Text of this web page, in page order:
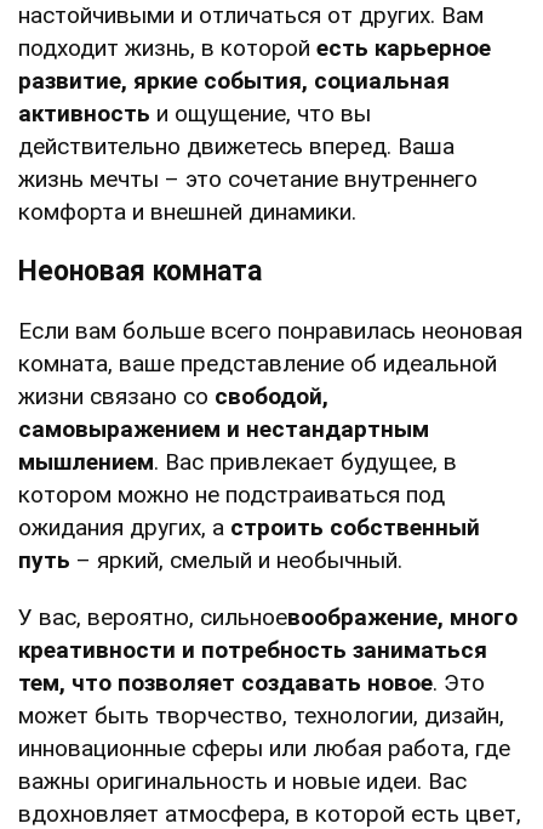
настойчивыми и отличаться от других. Вам
подходит жизнь, в которой есть карьерное
развитие, яркие события, социальная
активность и ощущение, что вы
действительно движетесь вперед. Ваша
жизнь мечты – это сочетание внутреннего
комфорта и внешней динамики.
Неоновая комната
Если вам больше всего понравилась неоновая
комната, ваше представление об идеальной
жизни связано со свободой,
самовыражением и нестандартным
мышлением. Вас привлекает будущее, в
котором можно не подстраиваться под
ожидания других, а строить собственный
путь – яркий, смелый и необычный.
У вас, вероятно, сильноевоображение, много
креативности и потребность заниматься
тем, что позволяет создавать новое. Это
может быть творчество, технологии, дизайн,
инновационные сферы или любая работа, где
важны оригинальность и новые идеи. Вас
вдохновляет атмосфера, в которой есть цвет,